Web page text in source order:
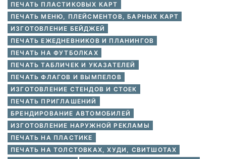
ПЕЧАТЬ ПЛАСТИКОВЫХ КАРТ
ПЕЧАТЬ МЕНЮ, ПЛЕЙСМЕНТОВ, БАРНЫХ КАРТ
ИЗГОТОВЛЕНИЕ БЕЙДЖЕЙ
ПЕЧАТЬ ЕЖЕДНЕВНИКОВ И ПЛАНИНГОВ
ПЕЧАТЬ НА ФУТБОЛКАХ
ПЕЧАТЬ ТАБЛИЧЕК И УКАЗАТЕЛЕЙ
ПЕЧАТЬ ФЛАГОВ И ВЫМПЕЛОВ
ИЗГОТОВЛЕНИЕ СТЕНДОВ И СТОЕК
ПЕЧАТЬ ПРИГЛАШЕНИЙ
БРЕНДИРОВАНИЕ АВТОМОБИЛЕЙ
ИЗГОТОВЛЕНИЕ НАРУЖНОЙ РЕКЛАМЫ
ПЕЧАТЬ НА ПЛАСТИКЕ
ПЕЧАТЬ НА ТОЛСТОВКАХ, ХУДИ, СВИТШОТАХ